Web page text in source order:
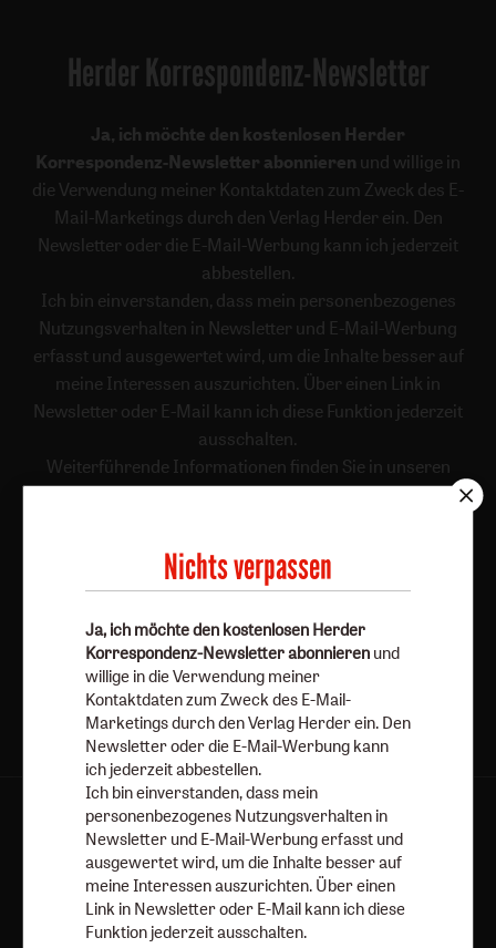
Herder Korrespondenz-Newsletter
Ja, ich möchte den kostenlosen Herder
Korrespondenz-Newsletter abonnieren und willige in
die Verwendung meiner Kontaktdaten zum Zweck des E-
Mail-Marketings durch den Verlag Herder ein. Den
Newsletter oder die E-Mail-Werbung kann ich jederzeit
abbestellen.
Ich bin einverstanden, dass mein personenbezogenes
Nutzungsverhalten in Newsletter und E-Mail-Werbung
erfasst und ausgewertet wird, um die Inhalte besser auf
meine Interessen auszurichten. Über einen Link in
Newsletter oder E-Mail kann ich diese Funktion jederzeit
ausschalten.
Weiterführende Informationen finden Sie in unseren
Datenschutzhinweisen.
Jetzt anmelden
AGB und Widerrufsbelehrung
Datenschutz
Barrierefreiheit
Impressum
Vertrag widerrufen Abo online kündigen
Nichts verpassen
Ja, ich möchte den kostenlosen Herder
Korrespondenz-Newsletter abonnieren und
willige in die Verwendung meiner
Kontaktdaten zum Zweck des E-Mail-
Marketings durch den Verlag Herder ein. Den
Newsletter oder die E-Mail-Werbung kann
ich jederzeit abbestellen.
Ich bin einverstanden, dass mein
personenbezogenes Nutzungsverhalten in
Newsletter und E-Mail-Werbung erfasst und
ausgewertet wird, um die Inhalte besser auf
meine Interessen auszurichten. Über einen
Link in Newsletter oder E-Mail kann ich diese
Funktion jederzeit ausschalten.